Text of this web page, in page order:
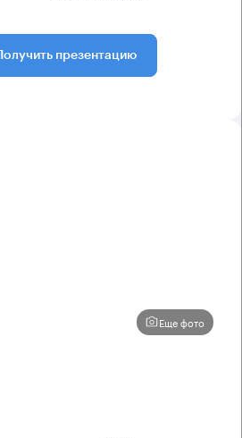
Получить презентацию
Еще фото